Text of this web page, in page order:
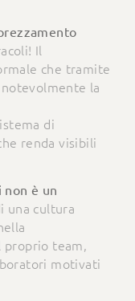
Il
che tramite
la
di
renda visibili
è un
una cultura
proprio team,
motivati